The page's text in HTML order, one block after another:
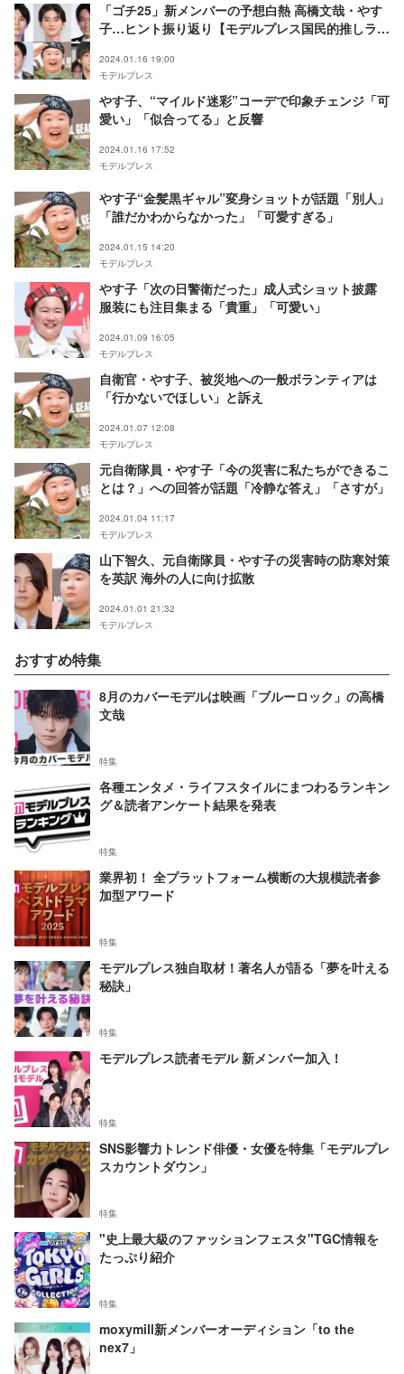
「ゴチ25」新メンバーの予想白熱 高橋文哉・やす
子…ヒント振り返り【モデルプレス国民的推しラン
2024.01.16 19:00
モデルプレス
やす子、“マイルド迷彩”コーデで印象チェンジ「可
愛い」「似合ってる」と反響
2024.01.16 17:52
モデルプレス
やす子“金髪黒ギャル”変身ショットが話題「別人」
「誰だかわからなかった」「可愛すぎる」
2024.01.15 14:20
モデルプレス
やす子「次の日警衛だった」成人式ショット披露
服装にも注目集まる「貴重」「可愛い」
2024.01.09 16:05
モデルプレス
自衛官・やす子、被災地への一般ボランティアは
「行かないでほしい」と訴え
2024.01.07 12:08
モデルプレス
元自衛隊員・やす子「今の災害に私たちができるこ
とは？」への回答が話題「冷静な答え」「さすが」
2024.01.04 11:17
モデルプレス
山下智久、元自衛隊員・やす子の災害時の防寒対策
を英訳 海外の人に向け拡散
2024.01.01 21:32
モデルプレス
おすすめ特集
8月のカバーモデルは映画「ブルーロック」の高橋
文哉
特集
各種エンタメ・ライフスタイルにまつわるランキン
グ＆読者アンケート結果を発表
特集
業界初！ 全プラットフォーム横断の大規模読者参
加型アワード
特集
モデルプレス独自取材！著名人が語る「夢を叶える
秘訣」
特集
モデルプレス読者モデル 新メンバー加入！
特集
SNS影響力トレンド俳優・女優を特集「モデルプレ
スカウントダウン」
特集
"史上最大級のファッションフェスタ"TGC情報を
たっぷり紹介
特集
moxymill新メンバーオーディション「to the
nex7」